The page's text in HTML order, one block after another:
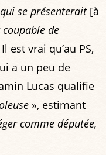
se présenterait[à
de
Il est vrai qu’au PS,
a un peu de
Lucas qualifie
», estimant
comme députée,